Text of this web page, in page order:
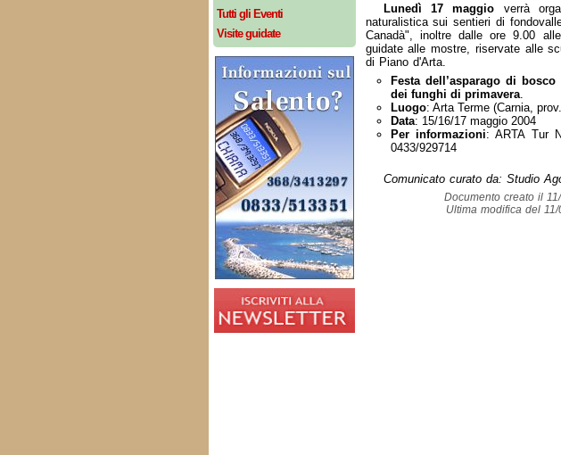
Tutti gli Eventi
Visite guidate
Lunedì 17 maggio verrà
naturalistica sui sentieri di
Canadà", inoltre dalle ore 9.00
guidate alle mostre, riservate alle
di Piano d'Arta.
Festa dell’asparago di
dei funghi di primavera.
Luogo: Arta Terme (Carnia,
Data: 15/16/17 maggio 2004
Per informazioni: ARTA Tur
0433/929714
Comunicato curato da: Studio
Documento creato il
Ultima modifica del